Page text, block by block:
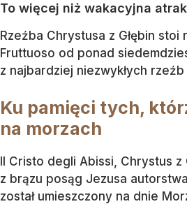
To więcej niż wakacyjna
Rzeźba Chrystusa z Głębin stoi
Fruttuoso od ponad
z najbardziej niezwykłych rzeźb
Ku pamięci tych,
na morzach
Il Cristo degli Abissi, Chrystus z
z brązu posąg Jezusa
został umieszczony na dnie